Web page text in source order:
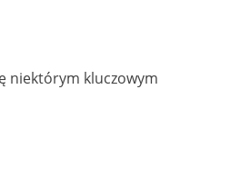
niektórym kluczowym